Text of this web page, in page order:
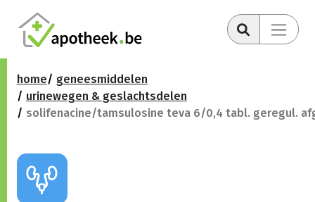
home
geneesmiddelen
urinewegen & geslachtsdelen
solifenacine/tamsulosine teva 6/0,4 tabl. geregul.